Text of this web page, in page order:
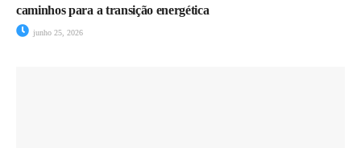
caminhos para a transição energética
junho 25, 2026